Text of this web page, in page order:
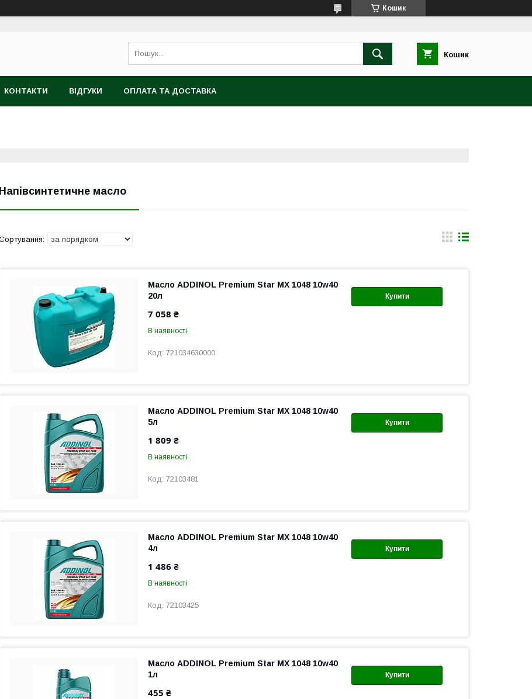
Кошик
Кошик
КОНТАКТИ ВІДГУКИ ОПЛАТА ТА ДОСТАВКА
Напівсинтетичне масло
Купити
Масло ADDINOL Premium Star MX 1048 10w40
20л
7 058 ₴
В наявності
721034630000
Купити
Масло ADDINOL Premium Star MX 1048 10w40
5л
1 809 ₴
В наявності
72103481
Купити
Масло ADDINOL Premium Star MX 1048 10w40
4л
1 486 ₴
В наявності
72103425
Купити
Масло ADDINOL Premium Star MX 1048 10w40
1л
455 ₴